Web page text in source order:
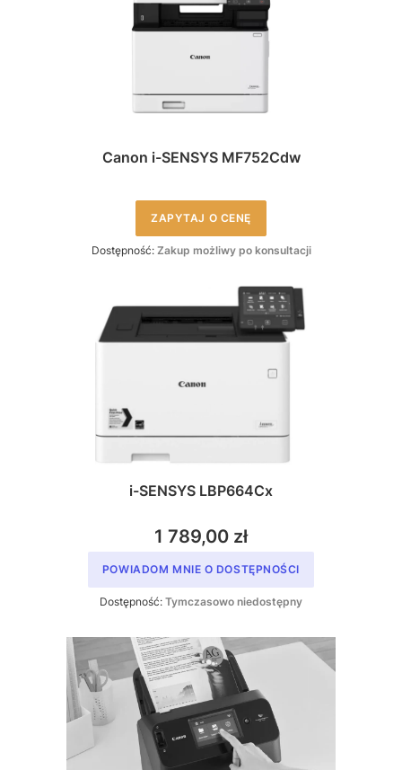
Canon i-SENSYS MF752Cdw
ZAPYTAJ O CENĘ
Dostępność: Zakup możliwy po konsultacji
i-SENSYS LBP664Cx
1 789,00 zł
POWIADOM MNIE O DOSTĘPNOŚCI
Dostępność: Tymczasowo niedostępny